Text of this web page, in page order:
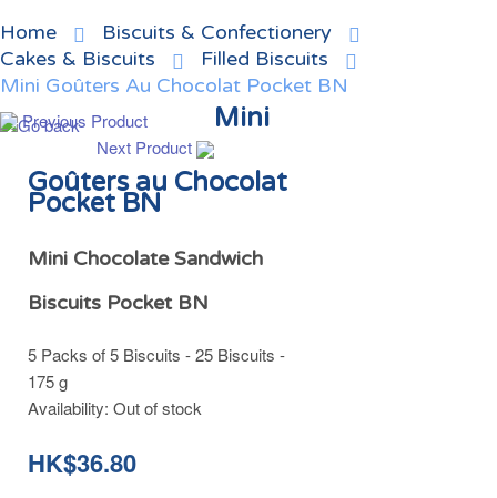
Home
Biscuits & Confectionery
Cakes & Biscuits
Filled Biscuits
Mini Goûters Au Chocolat Pocket BN
Previous Product
Next Product
Mini
Goûters au Chocolat
Pocket BN
Mini Chocolate Sandwich
Biscuits Pocket BN
5 Packs of 5 Biscuits - 25 Biscuits -
175 g
Availability: Out of stock
HK$36.80